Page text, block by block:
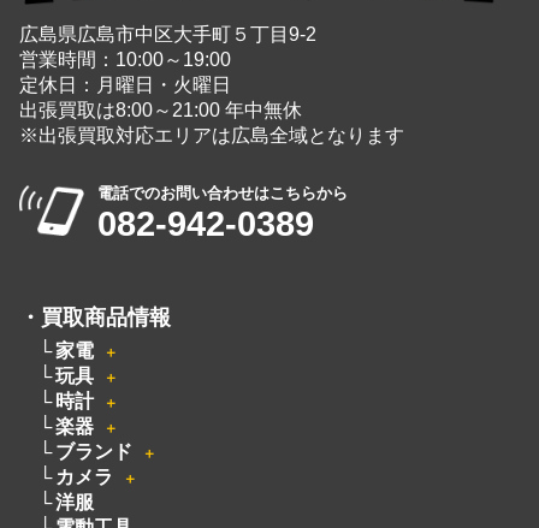
広島県広島市中区大手町５丁目9-2
営業時間：10:00～19:00
定休日：月曜日・火曜日
出張買取は8:00～21:00 年中無休
※出張買取対応エリアは広島全域となります
電話でのお問い合わせはこちらから
082-942-0389
・ 買取商品情報
家電 ＋
玩具 ＋
時計 ＋
楽器 ＋
ブランド ＋
カメラ ＋
洋服